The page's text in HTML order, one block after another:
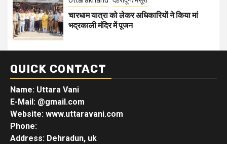
चारधाम यात्रा को लेकर अधिकारियों ने किया मां
भद्रकाली मंदिर में पूजन
QUICK CONTACT
Name: Uttara Vani
E-Mail: @gmail.com
Website: www.uttaravani.com
Phone:
Address: Dehradun, uk